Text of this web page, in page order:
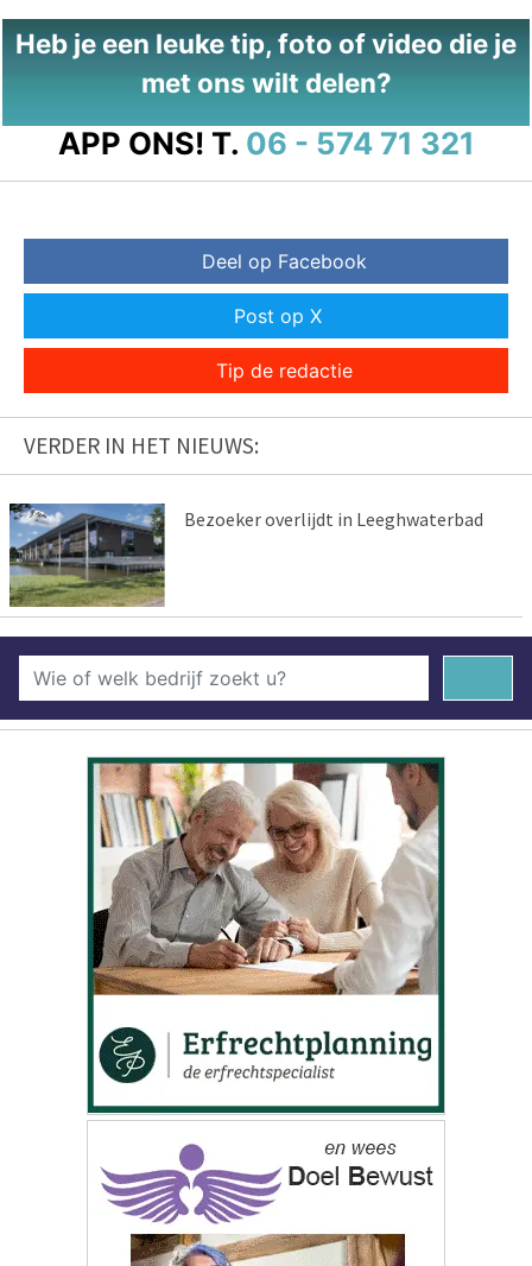
Heb je een leuke tip, foto of video die je
met ons wilt delen?
APP ONS! T. 06 - 574 71 321
Deel op Facebook
Post op X
Tip de redactie
VERDER IN HET NIEUWS:
Bezoeker overlijdt in Leeghwaterbad